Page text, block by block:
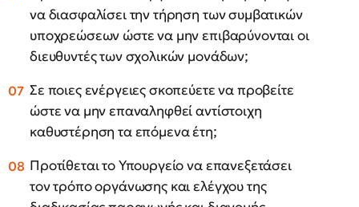
να διασφαλίσει την τήρηση των συμβατικών
υποχρεώσεων ώστε να μην επιβαρύνονται οι
διευθυντές των σχολικών μονάδων;
Σε ποιες ενέργειες σκοπεύετε να προβείτε
ώστε να μην επαναληφθεί αντίστοιχη
καθυστέρηση τα επόμενα έτη;
Προτίθεται το Υπουργείο να επανεξετάσει
τον τρόπο οργάνωσης και ελέγχου της